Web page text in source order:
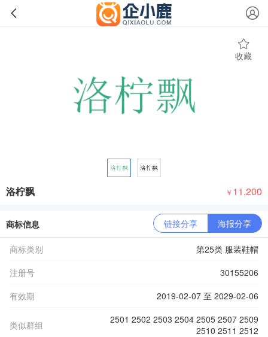
收藏
洛柠飘 ￥ 11,200
商标信息 链接分享 海报分享
商标类别
第25类 服装鞋帽
注册号
30155206
有效期
2019-02-07 至 2029-02-06
类似群组
2501 2502 2503 2504 2505 2507 2509
2510 2511 2512